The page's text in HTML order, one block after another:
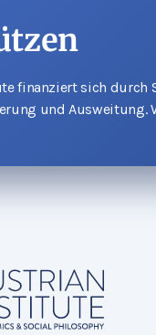
finanziert sich durch
und